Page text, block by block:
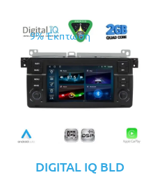
9% Έκπτωση
DIGITAL IQ BLD